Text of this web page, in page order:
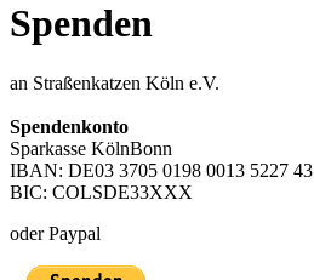
Spenden
an Straßenkatzen Köln e.V.
Spendenkonto
Sparkasse KölnBonn
IBAN: DE03 3705 0198 0013 5227 43
BIC: COLSDE33XXX
oder Paypal